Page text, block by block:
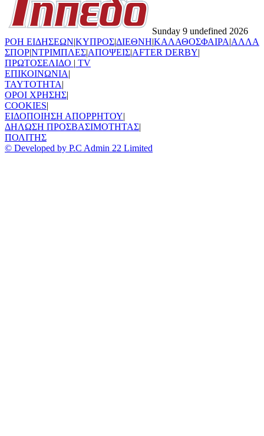
Sunday 9 undefined 2026
ΡΟΗ ΕΙΔΗΣΕΩΝ|ΚΥΠΡΟΣ|ΔΙΕΘΝΗ|ΚΑΛΑΘΟΣΦΑΙΡΑ|ΑΛΛΑ
ΣΠΟΡ|ΝΤΡΙΜΠΛΕΣ|ΑΠΟΨΕΙΣ|AFTER DERBY|
ΠΡΩΤΟΣΕΛΙΔΟ | TV
ΕΠΙΚΟΙΝΩΝΙΑ|
TAYTOTHTA|
ΟΡΟΙ ΧΡΗΣΗΣ|
COOKIES|
ΕΙΔΟΠΟΙΗΣΗ ΑΠΟΡΡΗΤΟΥ|
ΔΗΛΩΣΗ ΠΡΟΣΒΑΣΙΜΟΤΗΤΑΣ|
ΠΟΛΙΤΗΣ
© Developed by P.C Admin 22 Limited